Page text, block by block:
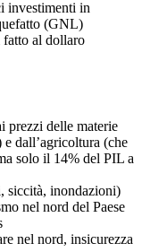
investimenti in
(GNL)
fatto al dollaro
prezzi delle materie
dall’agricoltura (che
solo il 14% del PIL a
siccità, inondazioni)
nel nord del Paese
nel nord, insicurezza